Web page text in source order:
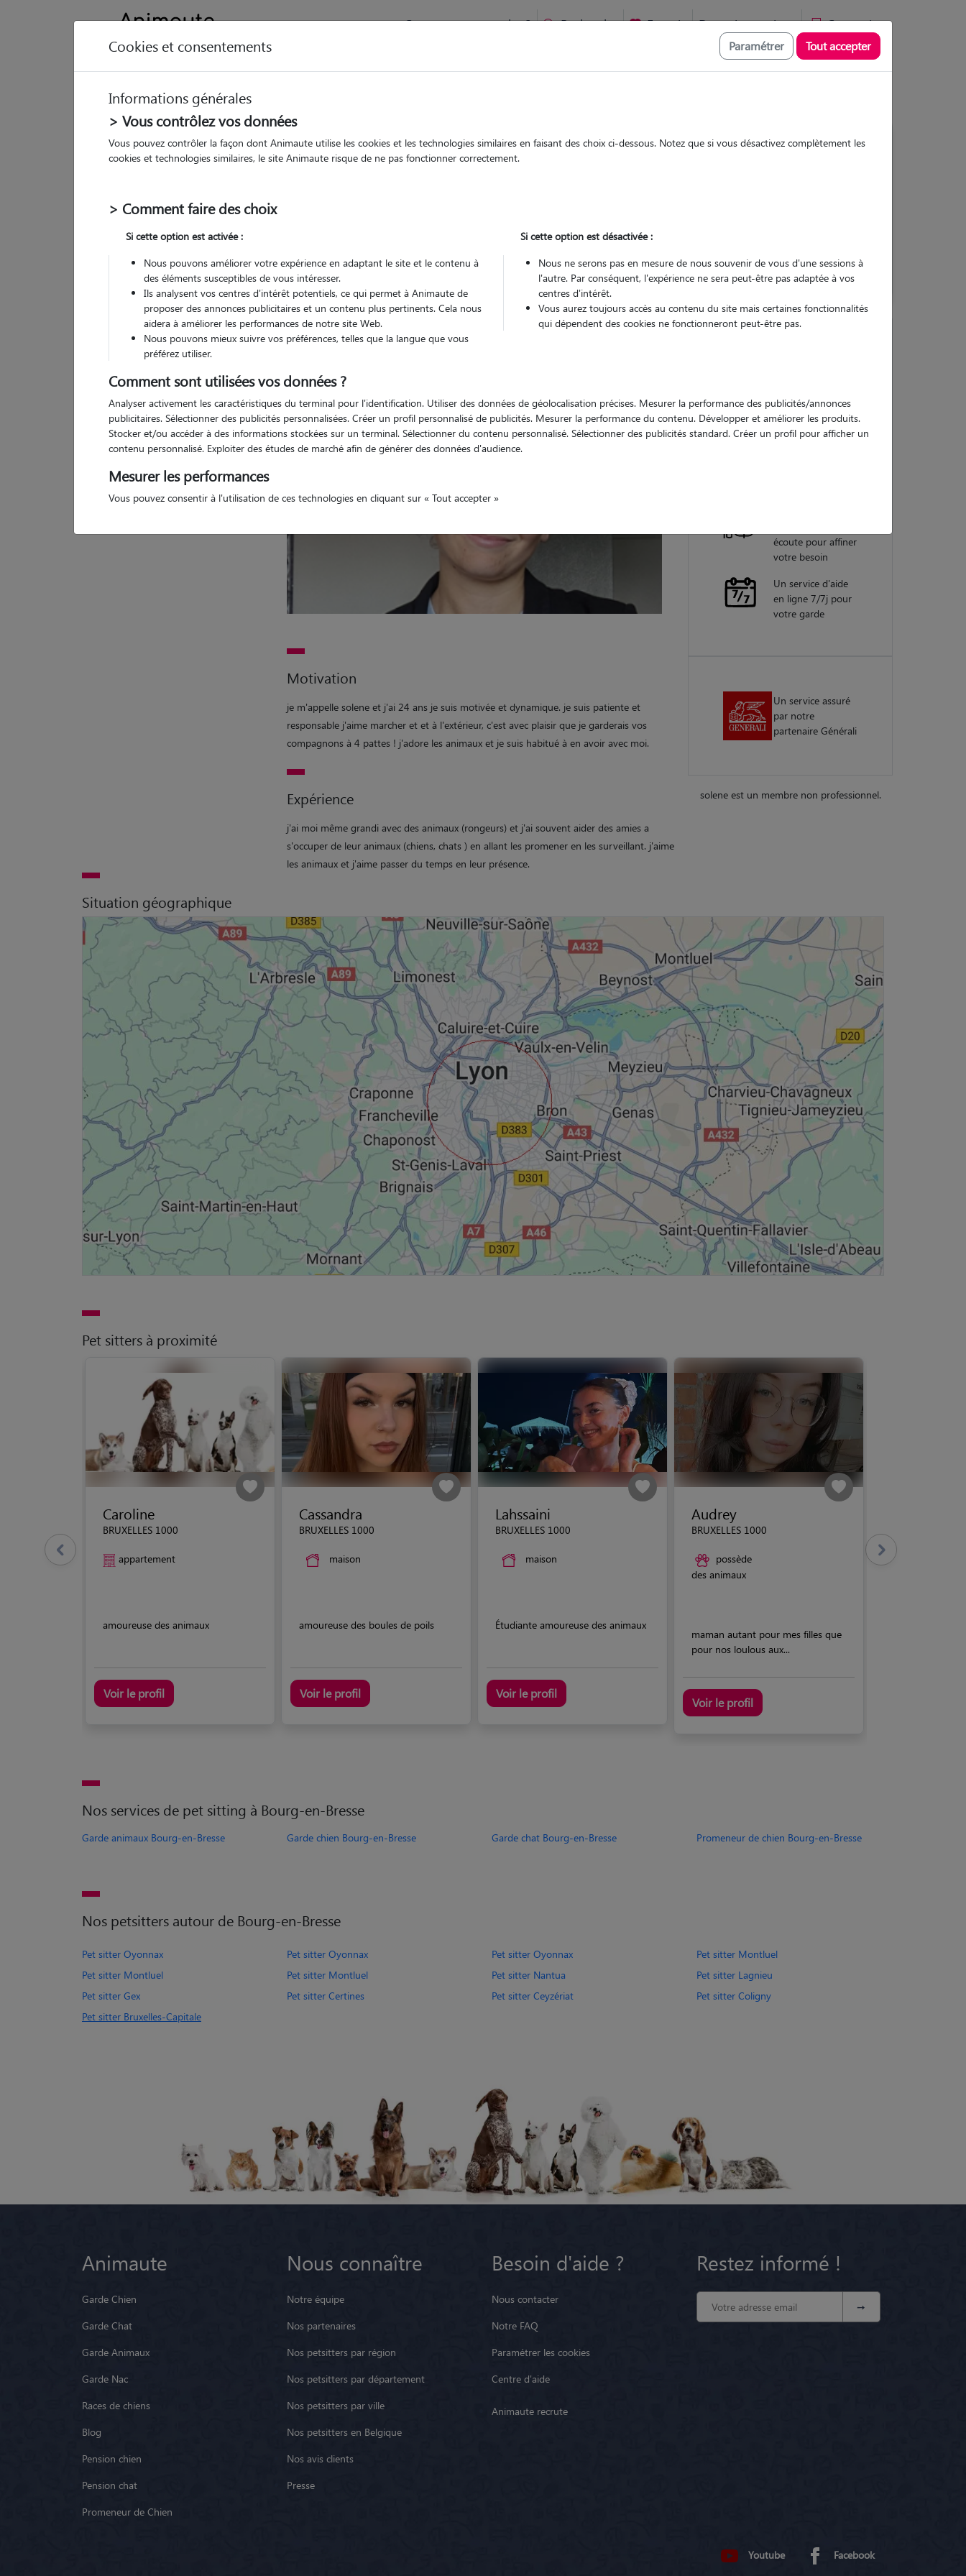
Comment ça marche ? Recherche Favoris Devenir pet sitter Connexion
Solene
Motivation
je m'appelle solene et j'ai 24 ans je suis motivée et dynamique. je suis patiente et
responsable j'aime marcher et et à l'extérieur, c'est avec plaisir que je garderais vos
compagnons à 4 pattes ! j'adore les animaux et je suis habitué à en avoir avec moi.
Expérience
j'ai moi même grandi avec des animaux (rongeurs) et j'ai souvent aider des amies a
s'occuper de leur animaux (chiens, chats ) en allant les promener en les surveillant. j'aime
les animaux et j'aime passer du temps en leur présence.
garanties
écoute pour affiner
votre besoin
Un service d'aide
en ligne 7/7j pour
votre garde
Un service assuré
par notre
partenaire Générali
solene est un membre non professionnel.
Situation géographique
Pet sitters à proximité
Caroline
BRUXELLES 1000
appartement
amoureuse des animaux
Voir le profil
Cassandra
BRUXELLES 1000
maison
amoureuse des boules de poils
Voir le profil
Lahssaini
BRUXELLES 1000
maison
Étudiante amoureuse des animaux
Voir le profil
Audrey
BRUXELLES 1000
possède
des animaux
maman autant pour mes filles que
pour nos loulous aux...
Voir le profil
Nos services de pet sitting à Bourg-en-Bresse
Garde animaux Bourg-en-Bresse Garde chien Bourg-en-Bresse Garde chat Bourg-en-Bresse Promeneur de chien Bourg-en-Bresse
Nos petsitters autour de Bourg-en-Bresse
Pet sitter Oyonnax Pet sitter Oyonnax Pet sitter Oyonnax
Pet sitter Montluel
Pet sitter Montluel
Pet sitter Montluel Pet sitter Nantua
Pet sitter Lagnieu
Pet sitter Gex
Pet sitter Certines Pet sitter Ceyzériat
Pet sitter Coligny
Pet sitter Bruxelles-Capitale
Animaute
Garde Chien
Garde Chat
Garde Animaux
Garde Nac
Races de chiens
Blog
Pension chien
Pension chat
Promeneur de Chien
Nous connaître
Notre équipe
Nos partenaires
Nos petsitters par région
Nos petsitters par département
Nos petsitters par ville
Nos petsitters en Belgique
Nos avis clients
Presse
Besoin d'aide ?
Nous contacter
Notre FAQ
Paramétrer les cookies
Centre d'aide
Animaute recrute
Restez informé !
Youtube Facebook
Cookies et consentements Paramétrer Tout accepter
Informations générales
> Vous contrôlez vos données
Vous pouvez contrôler la façon dont Animaute utilise les cookies et les technologies similaires en faisant des choix ci-dessous. Notez que si vous désactivez complètement les
cookies et technologies similaires, le site Animaute risque de ne pas fonctionner correctement.
> Comment faire des choix
Si cette option est activée :
Nous pouvons améliorer votre expérience en adaptant le site et le contenu à
des éléments susceptibles de vous intéresser.
Ils analysent vos centres d'intérêt potentiels, ce qui permet à Animaute de
proposer des annonces publicitaires et un contenu plus pertinents. Cela nous
aidera à améliorer les performances de notre site Web.
Nous pouvons mieux suivre vos préférences, telles que la langue que vous
préférez utiliser.
Si cette option est désactivée :
Nous ne serons pas en mesure de nous souvenir de vous d'une sessions à
l'autre. Par conséquent, l'expérience ne sera peut-être pas adaptée à vos
centres d'intérêt.
Vous aurez toujours accès au contenu du site mais certaines fonctionnalités
qui dépendent des cookies ne fonctionneront peut-être pas.
Comment sont utilisées vos données ?
Analyser activement les caractéristiques du terminal pour l'identification. Utiliser des données de géolocalisation précises. Mesurer la performance des publicités/annonces
publicitaires. Sélectionner des publicités personnalisées. Créer un profil personnalisé de publicités. Mesurer la performance du contenu. Développer et améliorer les produits.
Stocker et/ou accéder à des informations stockées sur un terminal. Sélectionner du contenu personnalisé. Sélectionner des publicités standard. Créer un profil pour afficher un
contenu personnalisé. Exploiter des études de marché afin de générer des données d'audience.
Mesurer les performances
Vous pouvez consentir à l'utilisation de ces technologies en cliquant sur « Tout accepter »